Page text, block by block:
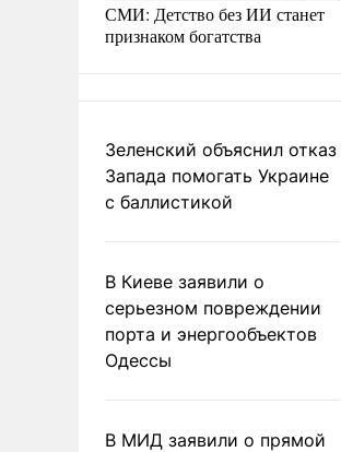
СМИ: Детство без ИИ станет
признаком богатства
Зеленский объяснил отказ
Запада помогать Украине
с баллистикой
В Киеве заявили о
серьезном повреждении
порта и энергообъектов
Одессы
В МИД заявили о прямой